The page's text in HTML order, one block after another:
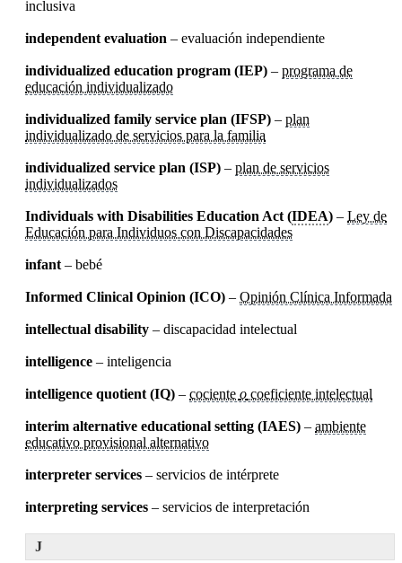
inclusiva
independent evaluation – evaluación independiente
individualized education program (IEP) – programa de
educación individualizado
individualized family service plan (IFSP) – plan
individualizado de servicios para la familia
individualized service plan (ISP) – plan de servicios
individualizados
Individuals with Disabilities Education Act (IDEA) – Ley de
Educación para Individuos con Discapacidades
infant – bebé
Informed Clinical Opinion (ICO) – Opinión Clínica Informada
intellectual disability – discapacidad intelectual
intelligence – inteligencia
intelligence quotient (IQ) – cociente o coeficiente intelectual
interim alternative educational setting (IAES) – ambiente
educativo provisional alternativo
interpreter services – servicios de intérprete
interpreting services – servicios de interpretación
J